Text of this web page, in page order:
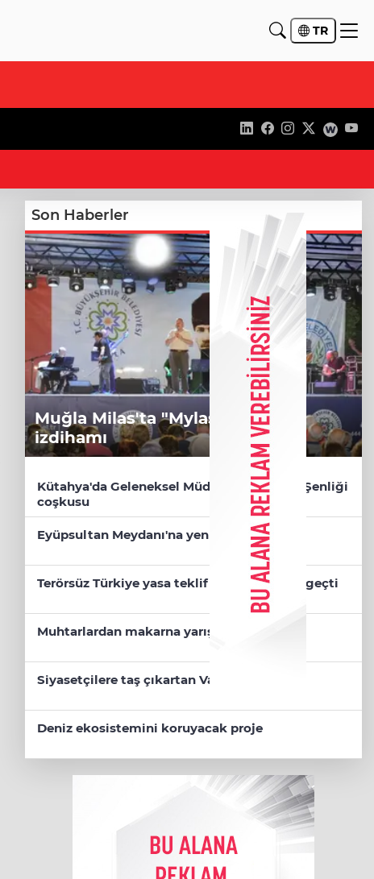
TR
Son Haberler
Muğla Milas'ta "Mylasa Band"
izdihamı
Kütahya'da Geleneksel Müderris Mahallesi Şenliği
coşkusu
Eyüpsultan Meydanı'na yeni düzenleme
Terörsüz Türkiye yasa teklifi komisyondan geçti
Muhtarlardan makarna yarışı
Siyasetçilere taş çıkartan Vali
Deniz ekosistemini koruyacak proje